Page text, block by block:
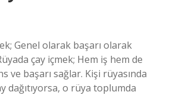
Genel olarak başarı olarak
çay içmek; Hem iş hem de
ve başarı sağlar. Kişi rüyasında
dağıtıyorsa, o rüya toplumda